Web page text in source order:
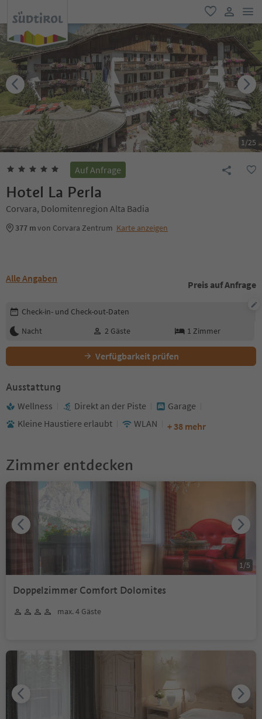
favorit
user link
1/25
Auf Anfrage
Hotel La Perla
Corvara, Dolomitenregion Alta Badia
377 mvon Corvara Zentrum Karte anzeigen
Alle Angaben
Preis auf Anfrage
Buchungsdetails bearbeiten
Check-in- und Check-out-Daten
Nacht
2 Gäste 1 Zimmer
Verfügbarkeit prüfen
Ausstattung
Wellness Direkt an der Piste
Garage
Kleine Haustiere erlaubt
WLAN + 38 mehr
Zimmer entdecken
Doppelzimmer Comfort Dolomites
max. 4 Gäste
1/5